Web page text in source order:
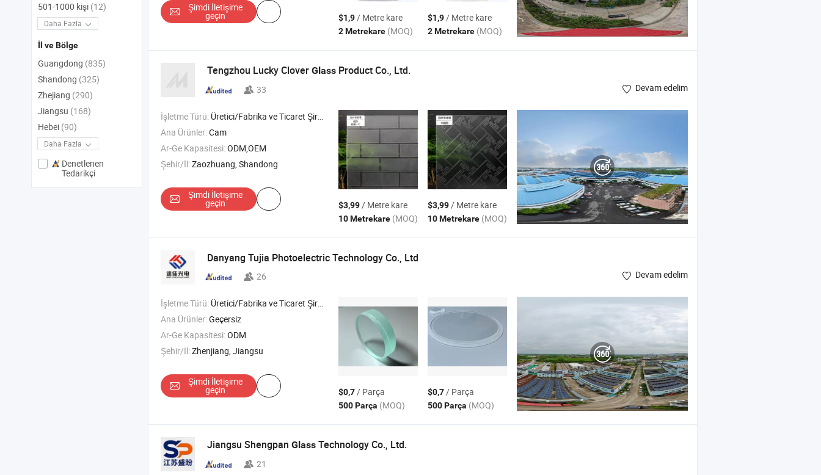
Şimdi İletişime
geçin $1,9/ Metre kare
2 Metrekare (MOQ)
$1,9/ Metre kare
2 Metrekare (MOQ)
Tengzhou Lucky Clover Glass Product Co., Ltd.
33 Devam edelim
İşletme Türü: Üretici/Fabrika ve Ticaret Şirketi
Ana Ürünler:Cam
Ar-Ge Kapasitesi:ODM,OEM
Şehir/İl:Zaozhuang, Shandong
Şimdi İletişime
geçin $3,99/ Metre kare
10 Metrekare (MOQ)
$3,99/ Metre kare
10 Metrekare (MOQ)
Danyang Tujia Photoelectric Technology Co., Ltd
26 Devam edelim
İşletme Türü: Üretici/Fabrika ve Ticaret Şirketi
Ana Ürünler:Geçersiz
Ar-Ge Kapasitesi:ODM
Şehir/İl:Zhenjiang, Jiangsu
Şimdi İletişime
geçin $0,7/ Parça
500 Parça (MOQ)
$0,7/ Parça
500 Parça (MOQ)
Jiangsu Shengpan Glass Technology Co., Ltd.
21
501-1000 kişi (12)
Daha Fazla
İl ve Bölge
Guangdong (835)
Shandong (325)
Zhejiang (290)
Jiangsu (168)
Hebei (90)
Daha Fazla
Denetlenen
Tedarikçi